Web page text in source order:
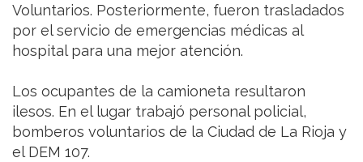
Voluntarios. Posteriormente, fueron trasladados
por el servicio de emergencias médicas al
hospital para una mejor atención.
Los ocupantes de la camioneta resultaron
ilesos. En el lugar trabajó personal policial,
bomberos voluntarios de la Ciudad de La Rioja y
el DEM 107.